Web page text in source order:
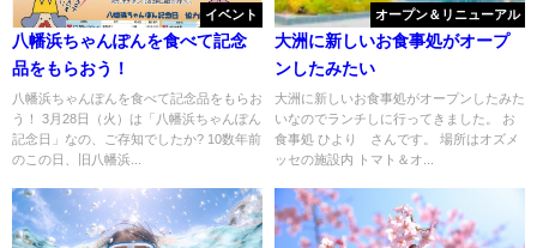
イベント
八幡浜ちゃんぽんを食べて記念
品をもらおう！
八幡浜ちゃんぽんを食べて記念品をもらお
う！ 3月28日（火）は「八幡浜ちゃんぽん
記念日」なの、ご存知でしたか? 10数年前
のこの日、旧八幡浜...
オープン＆リニューアル
大洲に新しいお食事処がオープ
ンしたみたい
大洲に新しいお食事処がオープンしたみた
いなのでランチしに行ってきました。 お
食事処 ひより さんです。 場所はオズメ
ッセの施設内 トマト＆オ...